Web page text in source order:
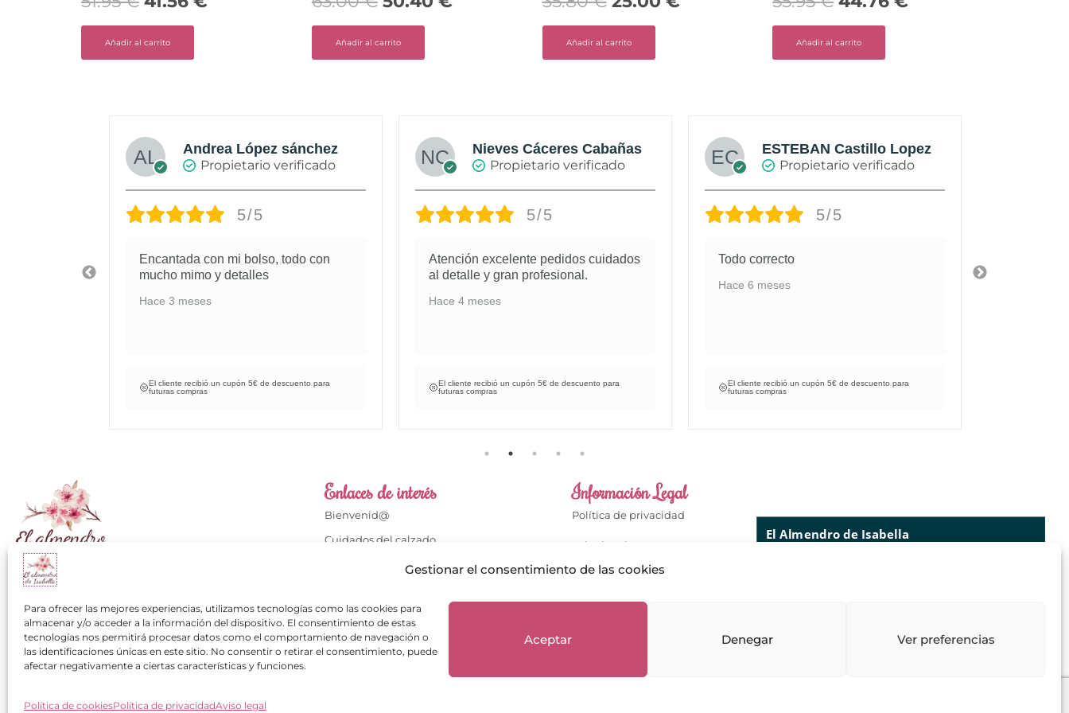
Gestionar el consentimiento de las cookies
Para ofrecer las mejores experiencias, utilizamos tecnologías como las cookies para
almacenar y/o acceder a la información del dispositivo. El consentimiento de estas
tecnologías nos permitirá procesar datos como el comportamiento de navegación o
las identificaciones únicas en este sitio. No consentir o retirar el consentimiento, puede
afectar negativamente a ciertas características y funciones.
Aceptar Denegar Ver preferencias
Política de cookiesPolítica de privacidadAviso legal
Añadir al carrito Añadir al carrito Añadir al carrito Añadir al carrito
Andrea López sánchez
Propietario verificado
5/5
Encantada con mi bolso, todo con
mucho mimo y detalles
Hace 3 meses
El cliente recibió un cupón 5€ de descuento para
futuras compras
Nieves Cáceres Cabañas
Propietario verificado
5/5
Atención excelente pedidos cuidados
al detalle y gran profesional.
Hace 4 meses
El cliente recibió un cupón 5€ de descuento para
futuras compras
ESTEBAN Castillo Lopez
Propietario verificado
5/5
Todo correcto
Hace 6 meses
El cliente recibió un cupón 5€ de descuento para
futuras compras
Calzados con mucho
contacto@elalmendrodeisabella.com
Enlaces de interés
Bienvenid@
Cuidados del calzado
Cuidados del bolso
Mi cuenta
Los clientes opinan
Información Legal
Política de privacidad
Aviso legal
Términos de compra
Política de cookies
Política de Devoluciones
El Almendro de Isabella